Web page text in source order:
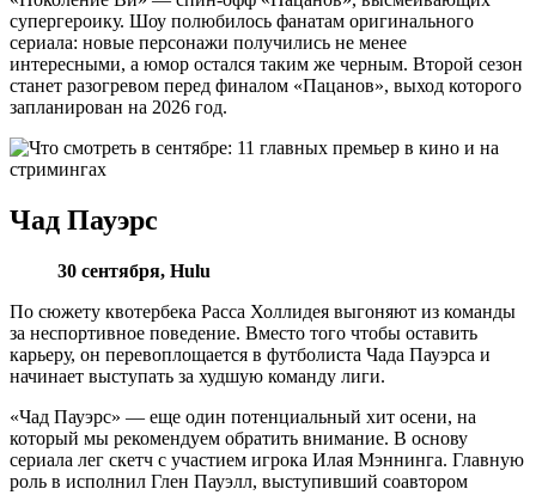
супергероику. Шоу полюбилось фанатам оригинального
сериала: новые персонажи получились не менее
интересными, а юмор остался таким же черным. Второй сезон
станет разогревом перед финалом «Пацанов», выход которого
запланирован на 2026 год.
Чад Пауэрс
30 сентября, Hulu
По сюжету квотербека Расса Холлидея выгоняют из команды
за неспортивное поведение. Вместо того чтобы оставить
карьеру, он перевоплощается в футболиста Чада Пауэрса и
начинает выступать за худшую команду лиги.
«Чад Пауэрс» — еще один потенциальный хит осени, на
который мы рекомендуем обратить внимание. В основу
сериала лег скетч с участием игрока Илая Мэннинга. Главную
роль в исполнил Глен Пауэлл, выступивший соавтором